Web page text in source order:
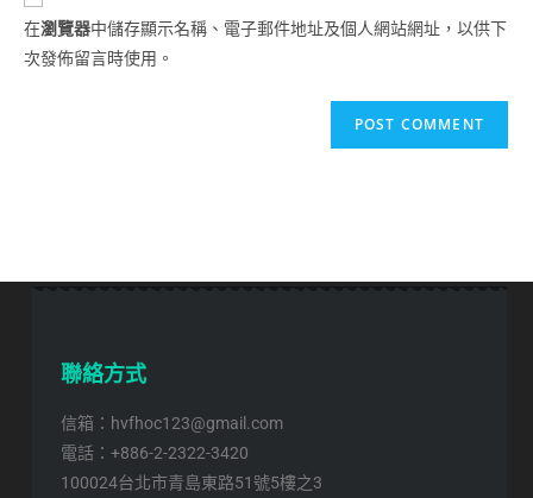
在瀏覽器中儲存顯示名稱、電子郵件地址及個人網站網址，以供下
次發佈留言時使用。
聯絡方式
信箱：hvfhoc123@gmail.com
電話：+886-2-2322-3420
100024台北市青島東路51號5樓之3